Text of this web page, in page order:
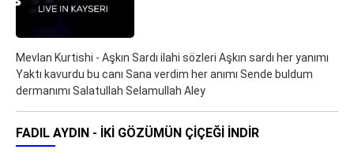
Mevlan Kurtishi - Aşkın Sardı ilahi sözleri Aşkın sardı her yanımı
Yaktı kavurdu bu canı Sana verdim her anımı Sende buldum
dermanımı Salatullah Selamullah Aley
FADIL AYDIN - İKİ GÖZÜMÜN ÇİÇEĞİ İNDIR